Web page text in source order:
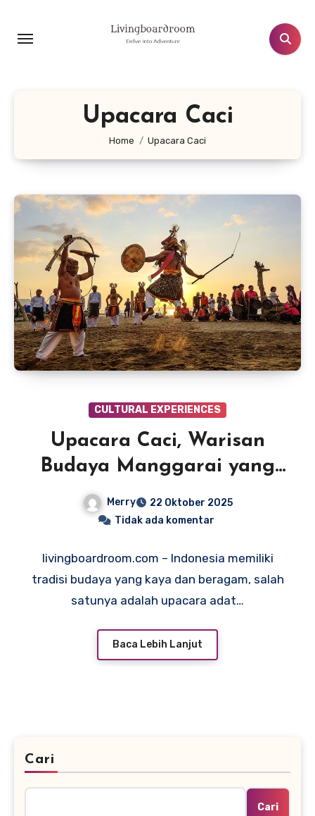
konten
Upacara Caci
Home Upacara Caci
CULTURAL EXPERIENCES
Upacara Caci, Warisan
Budaya Manggarai yang
Menegangkan dan Penuh
Makna
Merry
22 Oktober 2025
Tidak ada komentar
livingboardroom.com – Indonesia memiliki
tradisi budaya yang kaya dan beragam, salah
satunya adalah upacara adat…
Baca Lebih Lanjut
Cari
Cari